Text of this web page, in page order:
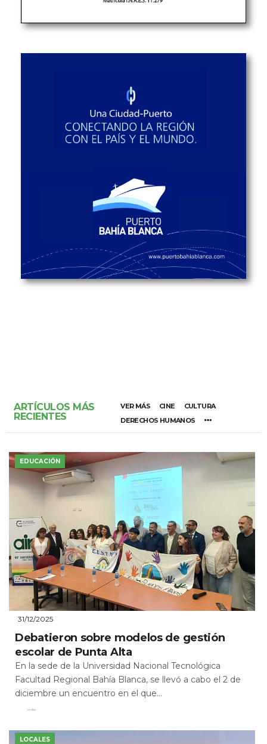
ARTÍCULOS MÁS
RECIENTES
VER MÁS CINE
CULTURA
DERECHOS HUMANOS
EDUCACIÓN
31/12/2025
Debatieron sobre modelos de gestión
escolar de Punta Alta
En la sede de la Universidad Nacional Tecnológica
Facultad Regional Bahía Blanca, se llevó a cabo el 2 de
diciembre un encuentro en el que...
Leer Más
LOCALES